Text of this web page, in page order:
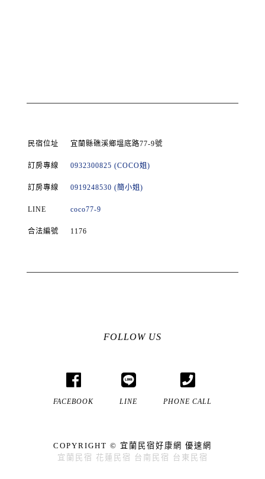
民宿位址 宜蘭縣礁溪鄉塭底路77-9號
訂房專線 0932300825 (COCO姐)
訂房專線 0919248530 (簡小姐)
LINE coco77-9
合法編號 1176
FOLLOW US
FACEBOOK LINE PHONE CALL
COPYRIGHT © 宜蘭民宿好康網 優速網
宜蘭民宿 花蓮民宿 台南民宿 台東民宿